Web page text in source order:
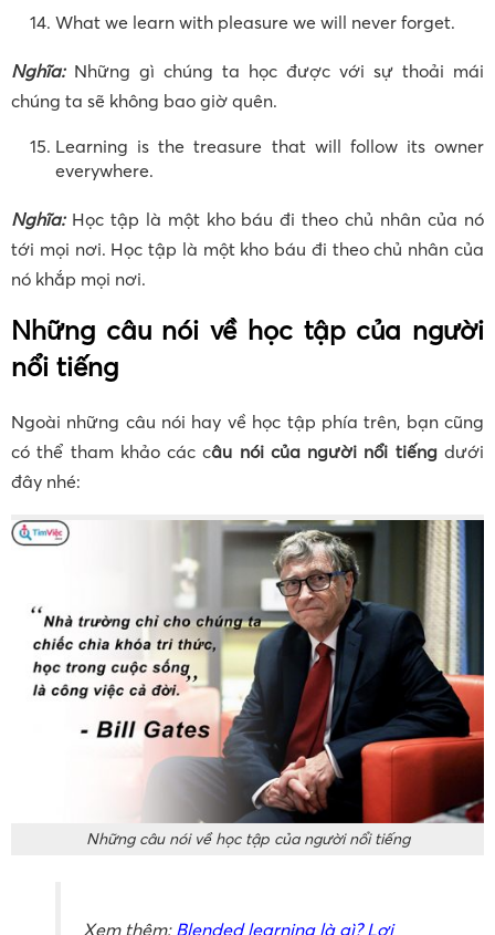
What we learn with pleasure we will never forget.
Nghĩa:Những gì chúng ta học được với sự thoải mái
chúng ta sẽ không bao giờ quên.
Learning is the treasure that will follow its owner
everywhere.
Nghĩa:Học tập là một kho báu đi theo chủ nhân của nó
tới mọi nơi. Học tập là một kho báu đi theo chủ nhân của
nó khắp mọi nơi.
Những câu nói về học tập của người
nổi tiếng
Ngoài những câu nói hay về học tập phía trên, bạn cũng
có thể tham khảo các câu nói của người nổi tiếngdưới
đây nhé:
Những câu nói về học tập của người nổi tiếng
Xem thêm: Blended learning là gì? Lợi